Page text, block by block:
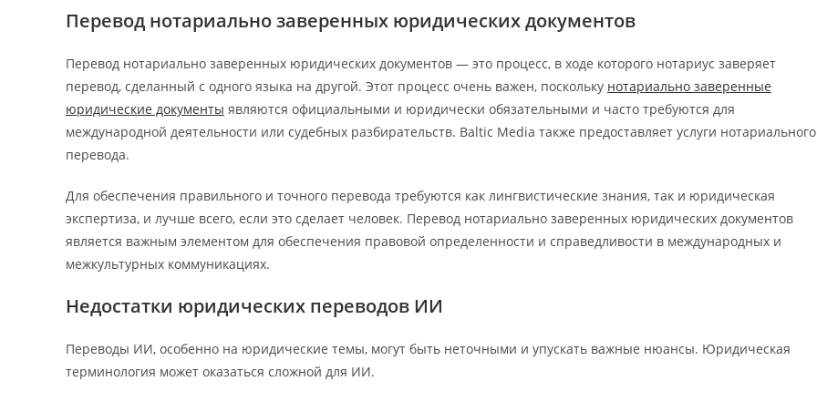
Перевод нотариально заверенных юридических документов
Перевод нотариально заверенных юридических документов — это процесс, в ходе которого нотариус заверяет
перевод, сделанный с одного языка на другой. Этот процесс очень важен, поскольку нотариально заверенные
юридические документы являются официальными и юридически обязательными и часто требуются для
международной деятельности или судебных разбирательств. Baltic Media также предоставляет услуги нотариального
перевода.
Для обеспечения правильного и точного перевода требуются как лингвистические знания, так и юридическая
экспертиза, и лучше всего, если это сделает человек. Перевод нотариально заверенных юридических документов
является важным элементом для обеспечения правовой определенности и справедливости в международных и
межкультурных коммуникациях.
Недостатки юридических переводов ИИ
Переводы ИИ, особенно на юридические темы, могут быть неточными и упускать важные нюансы. Юридическая
терминология может оказаться сложной для ИИ.